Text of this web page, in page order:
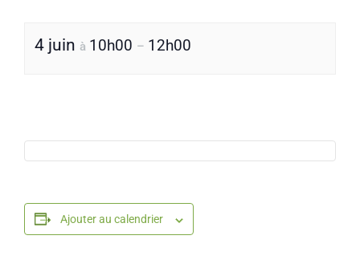
4 juin à 10h00 – 12h00
Ajouter au calendrier